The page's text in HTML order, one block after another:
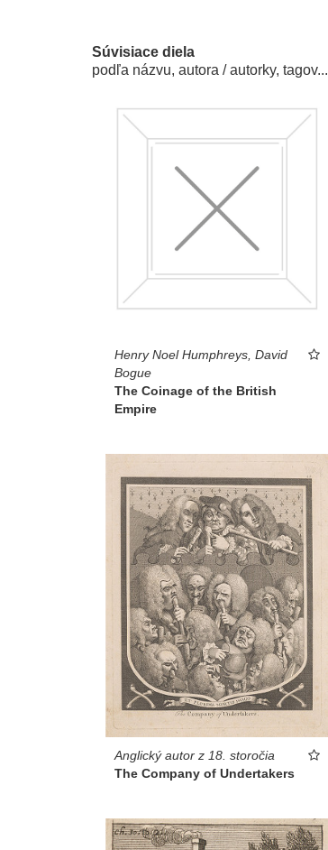
Súvisiace diela
podľa názvu, autora / autorky, tagov...
Henry Noel Humphreys, David
Bogue
The Coinage of the British
Empire
Anglický autor z 18. storočia
The Company of Undertakers